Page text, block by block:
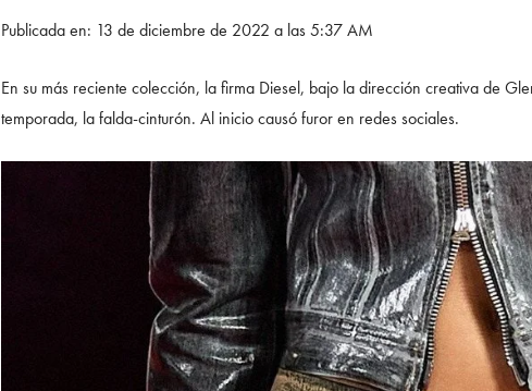
Publicada en: 13 de diciembre de 2022 a las 5:37 AM
En su más reciente colección, la firma Diesel, bajo la dirección creativa de
temporada, la falda-cinturón. Al inicio causó furor en redes sociales.